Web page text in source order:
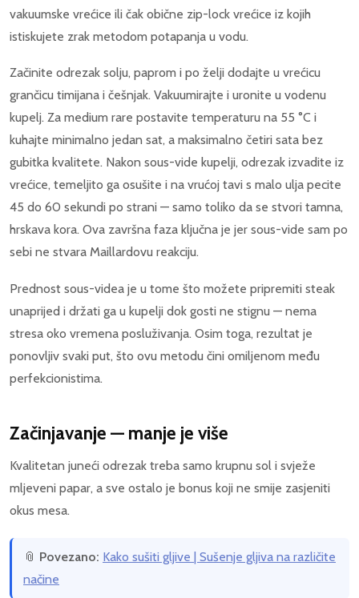
vakuumske vrećice ili čak obične zip-lock vrećice iz kojih
istiskujete zrak metodom potapanja u vodu.
Začinite odrezak solju, paprom i po želji dodajte u vrećicu
grančicu timijana i češnjak. Vakuumirajte i uronite u vodenu
kupelj. Za medium rare postavite temperaturu na 55 °C i
kuhajte minimalno jedan sat, a maksimalno četiri sata bez
gubitka kvalitete. Nakon sous-vide kupelji, odrezak izvadite iz
vrećice, temeljito ga osušite i na vrućoj tavi s malo ulja pecite
45 do 60 sekundi po strani — samo toliko da se stvori tamna,
hrskava kora. Ova završna faza ključna je jer sous-vide sam po
sebi ne stvara Maillardovu reakciju.
Prednost sous-videa je u tome što možete pripremiti steak
unaprijed i držati ga u kupelji dok gosti ne stignu — nema
stresa oko vremena posluživanja. Osim toga, rezultat je
ponovljiv svaki put, što ovu metodu čini omiljenom među
perfekcionistima.
Začinjavanje — manje je više
Kvalitetan juneći odrezak treba samo krupnu sol i svježe
mljeveni papar, a sve ostalo je bonus koji ne smije zasjeniti
okus mesa.
📎 Povezano: Kako sušiti gljive | Sušenje gljiva na različite
načine